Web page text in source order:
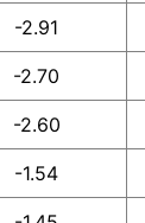
-2.91
-2.70
-2.60
-1.54